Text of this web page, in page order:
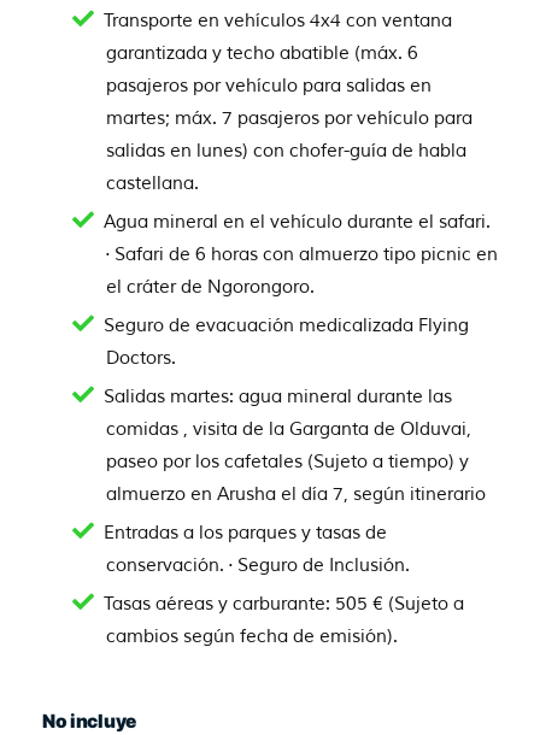
Transporte en vehículos 4x4 con ventana
garantizada y techo abatible (máx. 6
pasajeros por vehículo para salidas en
martes; máx. 7 pasajeros por vehículo para
salidas en lunes) con chofer-guía de habla
castellana.
Agua mineral en el vehículo durante el safari.
· Safari de 6 horas con almuerzo tipo picnic en
el cráter de Ngorongoro.
Seguro de evacuación medicalizada Flying
Doctors.
Salidas martes: agua mineral durante las
comidas , visita de la Garganta de Olduvai,
paseo por los cafetales (Sujeto a tiempo) y
almuerzo en Arusha el día 7, según itinerario
Entradas a los parques y tasas de
conservación. · Seguro de Inclusión.
Tasas aéreas y carburante: 505 € (Sujeto a
cambios según fecha de emisión).
No incluye